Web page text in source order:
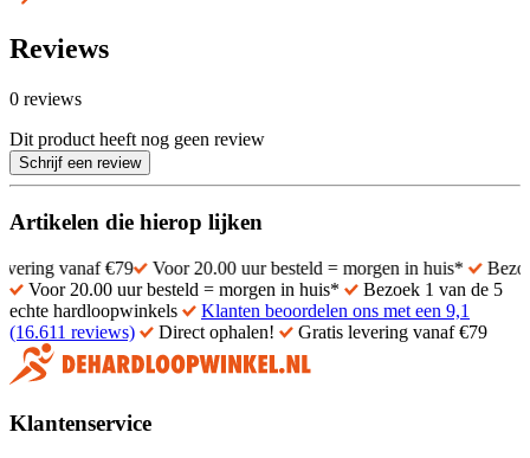
Reviews
0 reviews
Dit product heeft nog geen review
Schrijf een review
Artikelen die hierop lijken
€79 Voor 20.00 uur besteld = morgen in huis*
Bezoek 1
Voor 20.00 uur besteld = morgen in huis*
Bezoek 1 van de 5
echte hardloopwinkels
Klanten beoordelen ons met een 9,1
(16.611 reviews)
Direct ophalen! Gratis levering vanaf €79
Klantenservice